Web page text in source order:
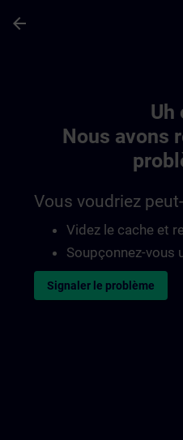
arrow_back
Uh
Nous avons
Vous voudriez
Videz le cache et
Soupçonnez-vous
Signaler le problème